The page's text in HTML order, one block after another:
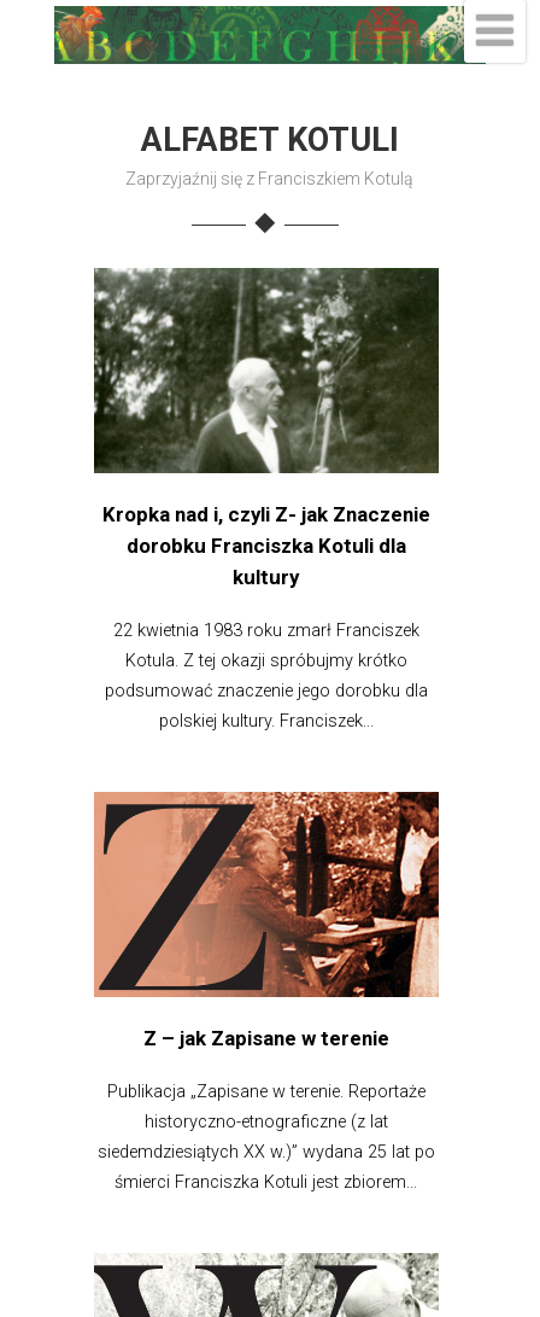
ALFABET KOTULI
Zaprzyjaźnij się z Franciszkiem Kotulą
Kropka nad i, czyli Z- jak Znaczenie
dorobku Franciszka Kotuli dla
kultury
22 kwietnia 1983 roku zmarł Franciszek
Kotula. Z tej okazji spróbujmy krótko
podsumować znaczenie jego dorobku dla
polskiej kultury. Franciszek...
Z – jak Zapisane w terenie
Publikacja „Zapisane w terenie. Reportaże
historyczno-etnograficzne (z lat
siedemdziesiątych XX w.)” wydana 25 lat po
śmierci Franciszka Kotuli jest zbiorem...